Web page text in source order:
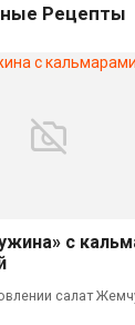
Рецепты
с
салат